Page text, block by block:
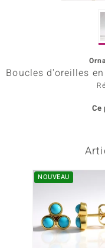
Boucles d'oreilles
Ce
NOUVEAU